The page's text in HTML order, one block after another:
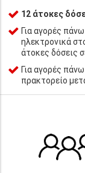
12 άτοκες
Για αγορές
ηλεκτρονικά
άτοκες δόσεις
Για αγορές
πρακτορείο